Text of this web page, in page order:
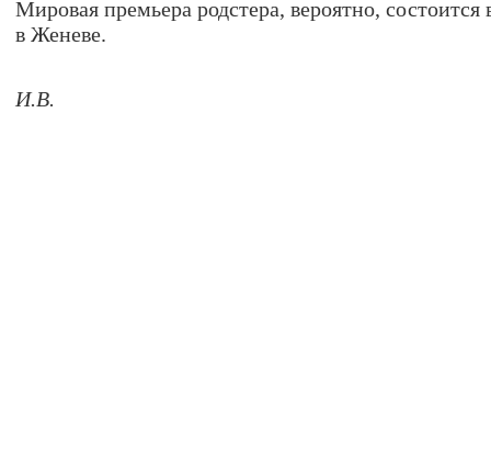
Мировая премьера родстера, вероятно, состоится
в Женеве.
И.В.